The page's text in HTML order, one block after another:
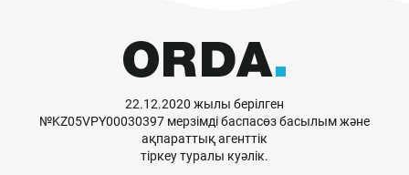
22.12.2020 жылы берілген
№KZ05VPY00030397 мерзімді баспасөз басылым және
ақпараттық агенттік
тіркеу туралы куәлік.